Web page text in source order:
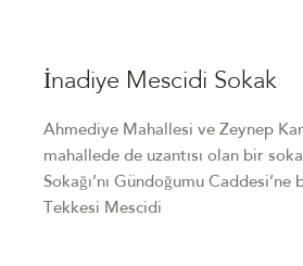
İnadiye Mescidi Sokak
Ahmediye Mahallesi ve Zeynep
mahallede de uzantısı olan bir
Sokağı’nı Gündoğumu Caddesi’ne
Tekkesi Mescidi